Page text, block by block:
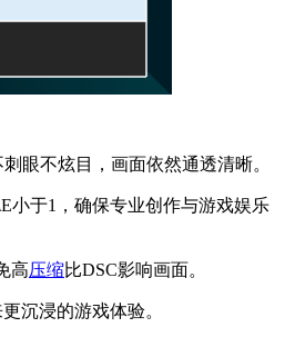
眼不炫目，画面依然通透清晰。
小于1，确保专业创作与游戏娱乐
高压缩比DSC影响画面。
沉浸的游戏体验。